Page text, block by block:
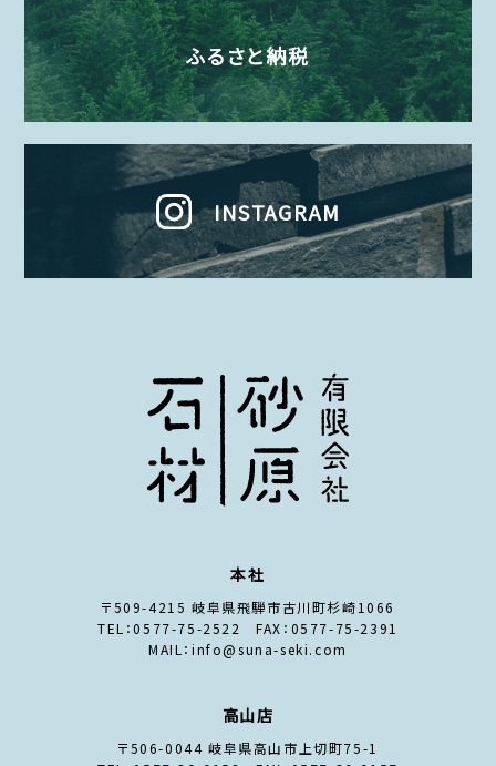
ふるさと納税
INSTAGRAM
本社
〒509-4215 岐阜県飛騨市古川町杉崎1066
TEL：0577-75-2522 FAX：0577-75-2391
MAIL：info@suna-seki.com
高山店
〒506-0044 岐阜県高山市上切町75-1